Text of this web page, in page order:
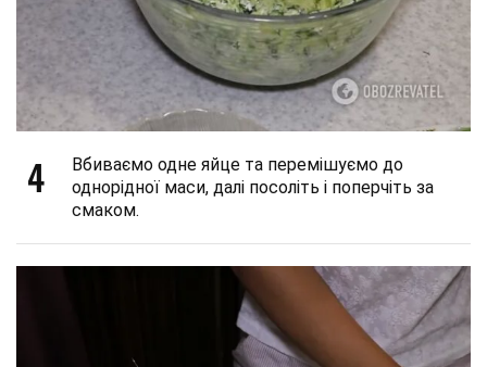
4
Вбиваємо одне яйце та перемішуємо до
однорідної маси, далі посоліть і поперчіть за
смаком.